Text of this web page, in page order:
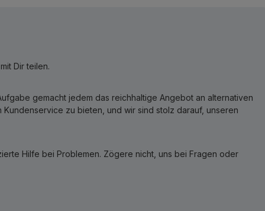
Dir teilen.
gemacht jedem das reichhaltige Angebot an alternativen
zu bieten, und wir sind stolz darauf, unseren
Hilfe bei Problemen. Zögere nicht, uns bei Fragen oder